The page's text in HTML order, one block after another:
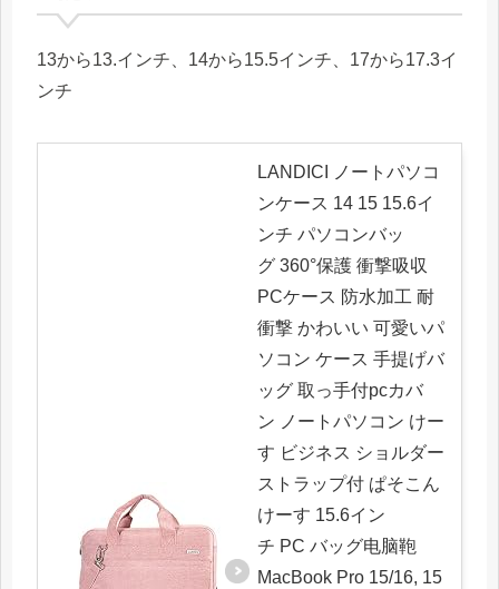
13から13.インチ、14から15.5インチ、17から17.3イ
ンチ
LANDICI ノートパソコ
ンケース 14 15 15.6イ
ンチ パソコンバッ
グ 360°保護 衝撃吸収
PCケース 防水加工 耐
衝撃 かわいい 可愛いパ
ソコン ケース 手提げバ
ッグ 取っ手付pcカバ
ン ノートパソコン けー
す ビジネス ショルダー
ストラップ付 ぱそこん
けーす 15.6イン
チ PC バッグ电脑鞄
MacBook Pro 15/16, 15